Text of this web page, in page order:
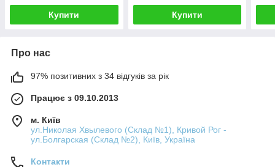
Купити Купити
Про нас
97% позитивних з 34 відгуків за рік
Працює з 09.10.2013
м. Київ
ул.Николая Хвылевого (Склад №1), Кривой Рог -
ул.Болгарская (Склад №2), Київ, Україна
Контакти